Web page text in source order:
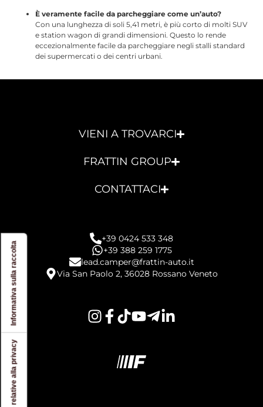
È veramente facile da parcheggiare come un’auto?
Con una lunghezza di soli 5,41 metri, è più corto di molti SUV
e station wagon di grandi dimensioni. Questo lo rende
eccezionalmente facile da parcheggiare negli stalli standard
dei supermercati o dei centri urbani.
VIENI A TROVARCI
FRATTIN GROUP
CONTATTACI
+39 0424 533 348
+39 388 259 1775
lead.camper@frattin-auto.it
Via San Paolo 2, 36028 Rossano Veneto
Informativa sulla raccolta